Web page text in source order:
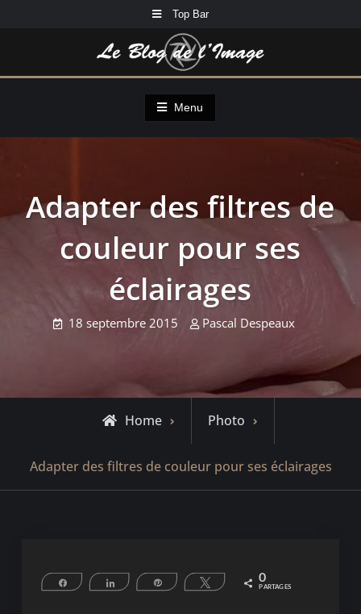
Top Bar
Menu
Adapter des filtres de
couleur pour ses
éclairages
18 septembre 2015 Pascal Despeaux
Home Photo
Adapter des filtres de couleur pour ses éclairages
Partagez Partagez Épingle Tweetez 0
PARTAGES